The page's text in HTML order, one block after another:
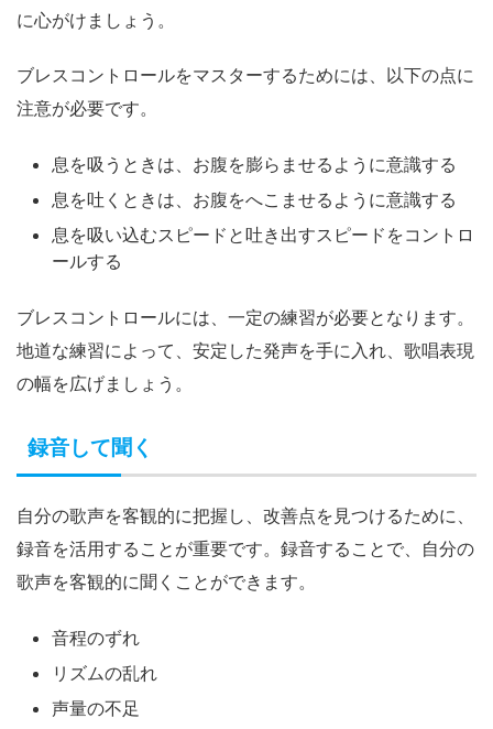
に心がけましょう。
ブレスコントロールをマスターするためには、以下の点に
注意が必要です。
息を吸うときは、お腹を膨らませるように意識する
息を吐くときは、お腹をへこませるように意識する
息を吸い込むスピードと吐き出すスピードをコントロ
ールする
ブレスコントロールには、一定の練習が必要となります。
地道な練習によって、安定した発声を手に入れ、歌唱表現
の幅を広げましょう。
録音して聞く
自分の歌声を客観的に把握し、改善点を見つけるために、
録音を活用することが重要です。録音することで、自分の
歌声を客観的に聞くことができます。
音程のずれ
リズムの乱れ
声量の不足